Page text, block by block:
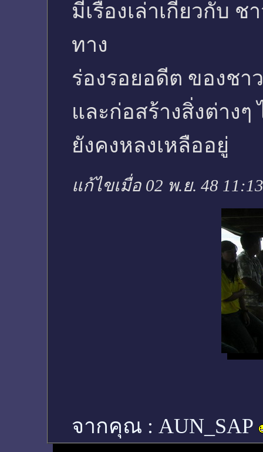
มีเรื่องเล่าเกี่ยวกับ
ทาง
ร่องรอยอดีต ของชา
และก่อสร้างสิ่งต่างๆ
ยังคงหลงเหลืออยู่
แก้ไขเมื่อ 02 พ.ย. 48
จากคุณ : AUN_SAP